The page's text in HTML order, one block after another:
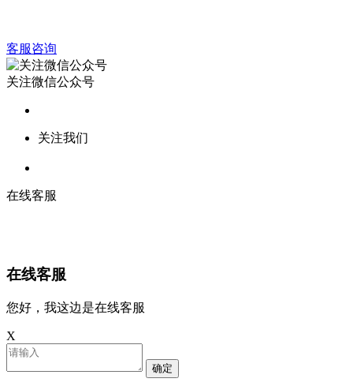
客服咨询
关注微信公众号
关注我们
在线客服
在线客服
您好，我这边是在线客服
X
确定